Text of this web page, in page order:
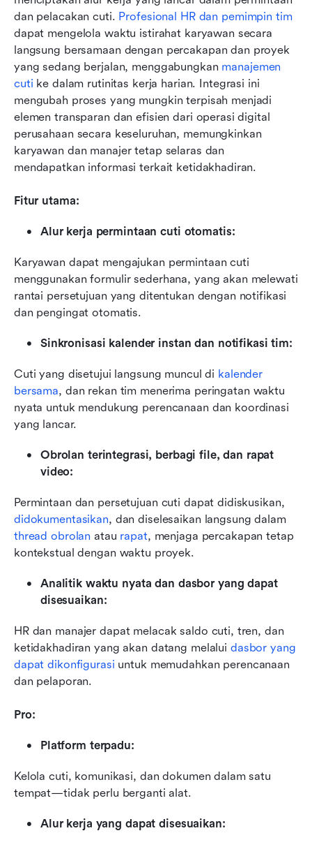
dan pelacakan cuti. Profesional HR dan pemimpin tim
dapat mengelola waktu istirahat karyawan secara
langsung bersamaan dengan percakapan dan proyek
yang sedang berjalan, menggabungkan manajemen
cuti ke dalam rutinitas kerja harian. Integrasi ini
mengubah proses yang mungkin terpisah menjadi
elemen transparan dan efisien dari operasi digital
perusahaan secara keseluruhan, memungkinkan
karyawan dan manajer tetap selaras dan
mendapatkan informasi terkait ketidakhadiran.
Fitur utama:
Alur kerja permintaan cuti otomatis:
Karyawan dapat mengajukan permintaan cuti
menggunakan formulir sederhana, yang akan melewati
rantai persetujuan yang ditentukan dengan notifikasi
dan pengingat otomatis.
Sinkronisasi kalender instan dan notifikasi tim:
Cuti yang disetujui langsung muncul di kalender
bersama, dan rekan tim menerima peringatan waktu
nyata untuk mendukung perencanaan dan koordinasi
yang lancar.
Obrolan terintegrasi, berbagi file, dan rapat
video:
didokumentasikan
, dan diselesaikan langsung dalam
thread obrolan atau rapat, menjaga percakapan tetap
kontekstual dengan waktu proyek.
Analitik waktu nyata dan dasbor yang dapat
disesuaikan:
HR dan manajer dapat melacak saldo cuti, tren, dan
ketidakhadiran yang akan datang melalui dasbor yang
dapat dikonfigurasi untuk memudahkan perencanaan
dan pelaporan.
Pro:
Platform terpadu:
Kelola cuti, komunikasi, dan dokumen dalam satu
tempat—tidak perlu berganti alat.
Alur kerja yang dapat disesuaikan: